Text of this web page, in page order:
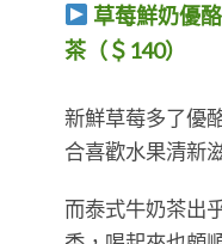
草莓鮮奶優
茶（＄140）
新鮮草莓多了優
合喜歡水果清新
而泰式牛奶茶出